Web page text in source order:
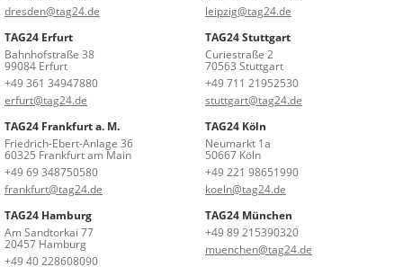
dresden@tag24.de
leipzig@tag24.de
TAG24 Erfurt
Bahnhofstraße 38
99084 Erfurt
+49 361 34947880
erfurt@tag24.de
TAG24 Stuttgart
Curiestraße 2
70563 Stuttgart
+49 711 21952530
stuttgart@tag24.de
TAG24 Frankfurt a. M.
Friedrich-Ebert-Anlage 36
60325 Frankfurt am Main
+49 69 348750580
frankfurt@tag24.de
TAG24 Köln
Neumarkt 1a
50667 Köln
+49 221 98651990
koeln@tag24.de
TAG24 Hamburg
Am Sandtorkai 77
20457 Hamburg
+49 40 228608090
TAG24 München
+49 89 215390320
muenchen@tag24.de